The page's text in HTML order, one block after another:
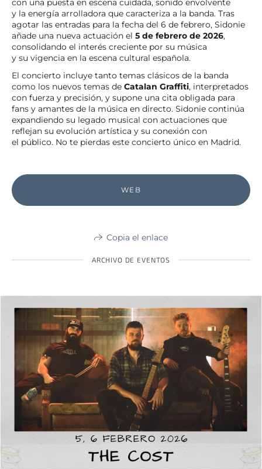
con una puesta en escena cuidada, sonido envolvente
y la energía arrolladora que caracteriza a la banda. Tras
agotar las entradas para la fecha del 6 de febrero, Sidonie
añade una nueva actuación el 5 de febrero de 2026,
consolidando el interés creciente por su música
y su vigencia en la escena cultural española.
El concierto incluye tanto temas clásicos de la banda
como los nuevos temas de Catalan Graffiti, interpretados
con fuerza y precisión, y supone una cita obligada para
fans y amantes de la música en directo. Sidonie continúa
expandiendo su legado musical con actuaciones que
reflejan su evolución artística y su conexión con
el público. No te pierdas este concierto único en Madrid.
WEB
Copia el enlace
ARCHIVO DE EVENTOS